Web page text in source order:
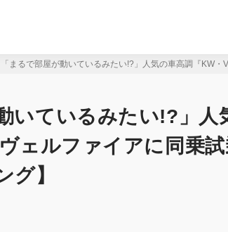
「まるで部屋が動いているみたい!?」人気の車高調『KW
いているみたい!?」人
ェルファイアに同乗
グ】